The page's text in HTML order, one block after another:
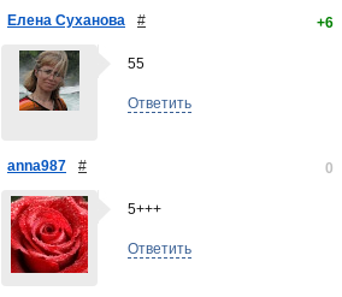
Елена Суханова # +6
55
Ответить
anna987 # 0
5+++
Ответить